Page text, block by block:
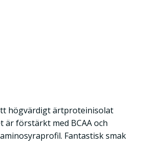
högvärdigt ärtproteinisolat
förstärkt med BCAA och
Fantastisk smak